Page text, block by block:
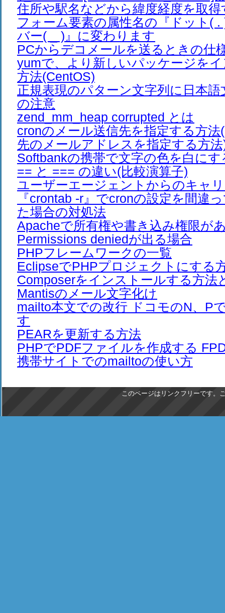
住所や駅名などから緯度経度を取得
フォーム要素の属性名の『ドット(
バー( _ )』に変わります
PCからデコメールを送るときの仕
yumで、より新しいパッケージを
方法(CentOS)
正規表現のパターン文字列に日本
の注意
zend_mm_heap corrupted とは
cronのメール送信先を指定する方
先のメールアドレスを指定する方
Softbankの携帯で文字の色を白に
== と === の違い(比較演算子)
ユーザーエージェントからのキャ
『crontab -r』でcronの設定を間違
た場合の対処法
Apacheで所有権や書き込み権限が
Permissions deniedが出る場合
PHPフレームワークの一覧
EclipseでPHPプロジェクトにする
Composerをインストールする方法
Mantisのメール文字化け
mailto本文での改行 ドコモのN、P
す
PEARを更新する方法
PHPでPDFファイルを作成する
携帯サイトでのmailtoの使い方
このページはリンクフリーです。